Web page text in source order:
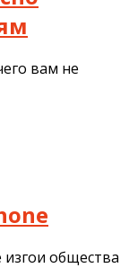
вам не
общества